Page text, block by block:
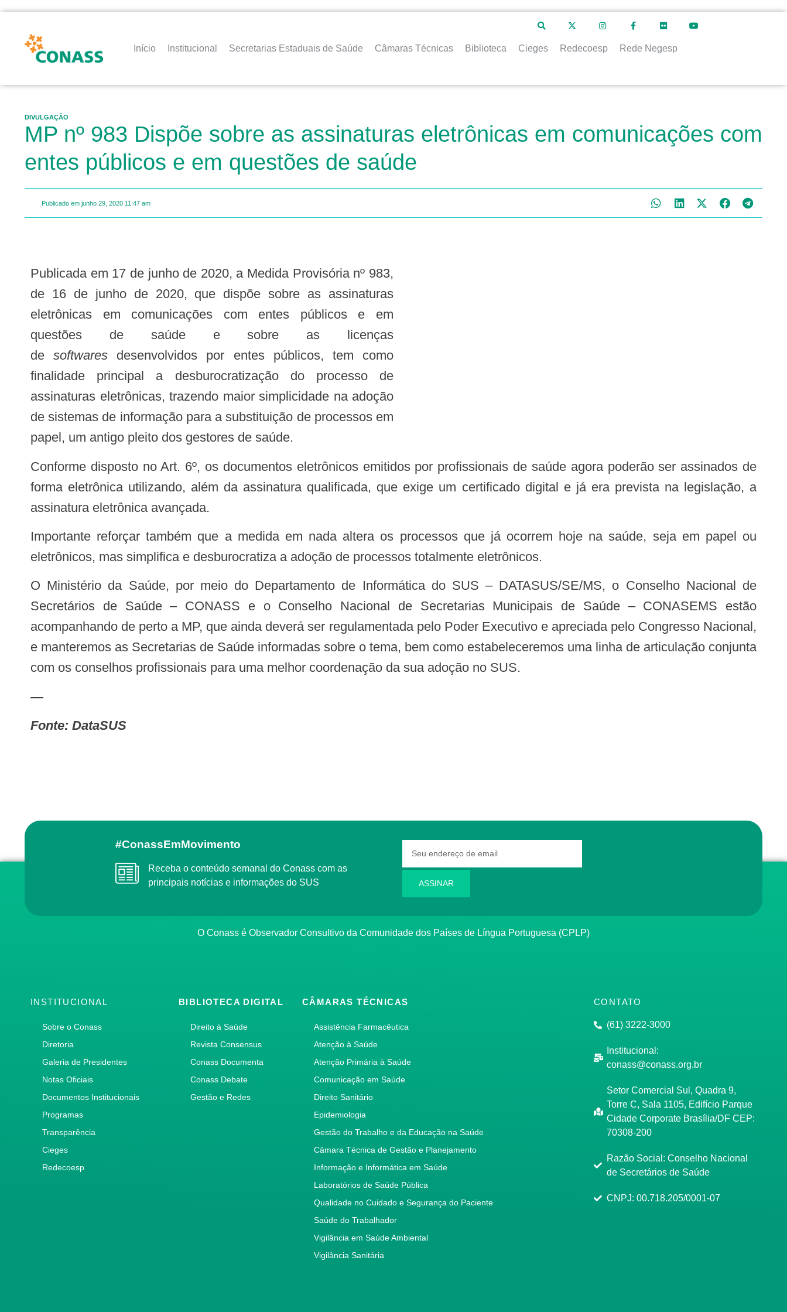
Início Institucional Secretarias Estaduais de Saúde Câmaras Técnicas Biblioteca Cieges Redecoesp Rede Negesp
DIVULGAÇÃO
MP nº 983 Dispõe sobre as assinaturas eletrônicas em comunicações com
entes públicos e em questões de saúde
Publicado em junho 29, 2020 11:47 am
Publicada em 17 de junho de 2020, a Medida Provisória nº 983,
de 16 de junho de 2020, que dispõe sobre as assinaturas
eletrônicas em comunicações com entes públicos e em
questões de saúde e sobre as licenças
desoftwares
desenvolvidos por entes públicos, tem como
finalidade principal a desburocratização do processo de
assinaturas eletrônicas, trazendo maior simplicidade na adoção
de sistemas de informação para a substituição de processos em
papel, um antigo pleito dos gestores de saúde.
Conforme disposto no Art. 6º, os documentos eletrônicos emitidos por profissionais de saúde agora poderão ser assinados de
forma eletrônica utilizando, além da assinatura qualificada, que exige um certificado digital e já era prevista na legislação, a
assinatura eletrônica avançada.
Importante reforçar também que a medida em nada altera os processos que já ocorrem hoje na saúde, seja em papel ou
eletrônicos, mas simplifica e desburocratiza a adoção de processos totalmente eletrônicos.
O Ministério da Saúde, por meio do Departamento de Informática do SUS – DATASUS/SE/MS, o Conselho Nacional de
Secretários de Saúde – CONASS e o Conselho Nacional de Secretarias Municipais de Saúde – CONASEMS estão
acompanhando de perto a MP, que ainda deverá ser regulamentada pelo Poder Executivo e apreciada pelo Congresso Nacional,
e manteremos as Secretarias de Saúde informadas sobre o tema, bem como estabeleceremos uma linha de articulação conjunta
com os conselhos profissionais para uma melhor coordenação da sua adoção no SUS.
—
Fonte: DataSUS
#ConassEmMovimento
Receba o conteúdo semanal do Conass com as
principais notícias e informações do SUS
ASSINAR
O Conass é Observador Consultivo da Comunidade dos Países de Língua Portuguesa (CPLP)
INSTITUCIONAL
Sobre o Conass
Diretoria
Galeria de Presidentes
Notas Oficiais
Documentos Institucionais
Programas
Transparência
Cieges
Redecoesp
BIBLIOTECA DIGITAL
Direito à Saúde
Revista Consensus
Conass Documenta
Conass Debate
Gestão e Redes
CÂMARAS TÉCNICAS
Assistência Farmacêutica
Atenção à Saúde
Atenção Primária à Saúde
Comunicação em Saúde
Direito Sanitário
Epidemiologia
Gestão do Trabalho e da Educação na Saúde
Câmara Técnica de Gestão e Planejamento
Informação e Informática em Saúde
Laboratórios de Saúde Pública
Qualidade no Cuidado e Segurança do Paciente
Saúde do Trabalhador
Vigilância em Saúde Ambiental
Vigilância Sanitária
CONTATO
(61) 3222-3000
Institucional:
conass@conass.org.br
Setor Comercial Sul, Quadra 9,
Torre C, Sala 1105, Edifício Parque
Cidade Corporate Brasília/DF CEP:
70308-200
Razão Social: Conselho Nacional
de Secretários de Saúde
CNPJ: 00.718.205/0001-07